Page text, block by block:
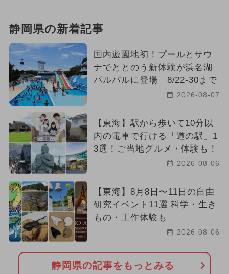
静岡県の新着記事
国内遊園地初！プールとサウ
ナでととのう新体験が浜名湖
パルパルに登場 8/22-30まで
2026-08-07
【東海】駅から歩いて10分以
内の電車で行ける「道の駅」1
3選！ご当地グルメ・体験も！
2026-08-06
【東海】8月8日〜11日の自由
研究イベント11選 科学・生き
もの・工作体験も
2026-08-06
静岡県の記事をもっとみる